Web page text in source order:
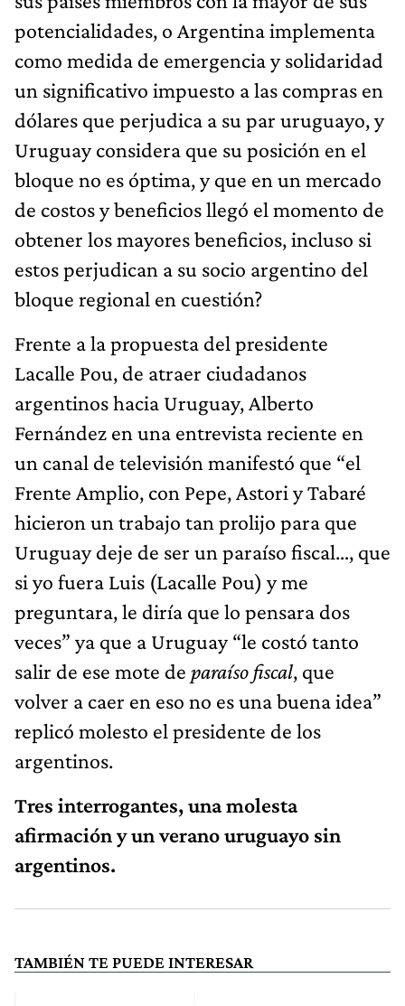
potencialidades, o Argentina implementa
como medida de emergencia y solidaridad
un significativo impuesto a las compras en
dólares que perjudica a su par uruguayo, y
Uruguay considera que su posición en el
bloque no es óptima, y que en un mercado
de costos y beneficios llegó el momento de
obtener los mayores beneficios, incluso si
estos perjudican a su socio argentino del
bloque regional en cuestión?
Frente a la propuesta del presidente
Lacalle Pou, de atraer ciudadanos
argentinos hacia Uruguay, Alberto
Fernández en una entrevista reciente en
un canal de televisión manifestó que “el
Frente Amplio, con Pepe, Astori y Tabaré
hicieron un trabajo tan prolijo para que
Uruguay deje de ser un paraíso fiscal…, que
si yo fuera Luis (Lacalle Pou) y me
preguntara, le diría que lo pensara dos
veces” ya que a Uruguay “le costó tanto
salir de ese mote de paraíso fiscal, que
volver a caer en eso no es una buena idea”
replicó molesto el presidente de los
argentinos.
Tres interrogantes, una molesta
afirmación y un verano uruguayo sin
argentinos.
TAMBIÉN TE PUEDE INTERESAR